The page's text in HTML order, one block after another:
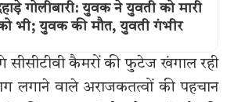
गोलीबारी: युवक ने युवती को मारी
भी; युवक की मौत, युवती गंभीर
कैमरों की फुटेज खंगाल रही
लगाने वाले अराजकतत्वों की पहचान